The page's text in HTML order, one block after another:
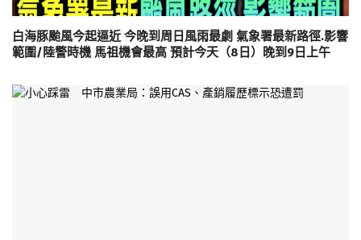
白海豚颱風今起逼近 今晚到周日風雨最劇 氣象署最新路徑.影響
範圍/陸警時機 馬祖機會最高 預計今天（8日）晚到9日上午